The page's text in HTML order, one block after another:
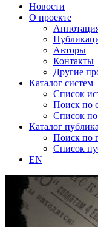
Новости
О проекте
Авторы
Контакты
Другие
Каталог систем
Список
Поиск по
Список
Каталог
Поиск по
Список
EN